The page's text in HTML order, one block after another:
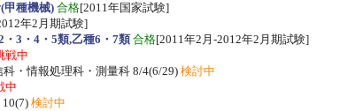
甲種機械) 合格[2011年国家試験]
年2月期試験]
3・4・5類,乙種6・7類 合格[2011年2月-2012年2月期試験]
戦中
・情報処理科・測量科 8/4(6/29) 検討中
中
検討中